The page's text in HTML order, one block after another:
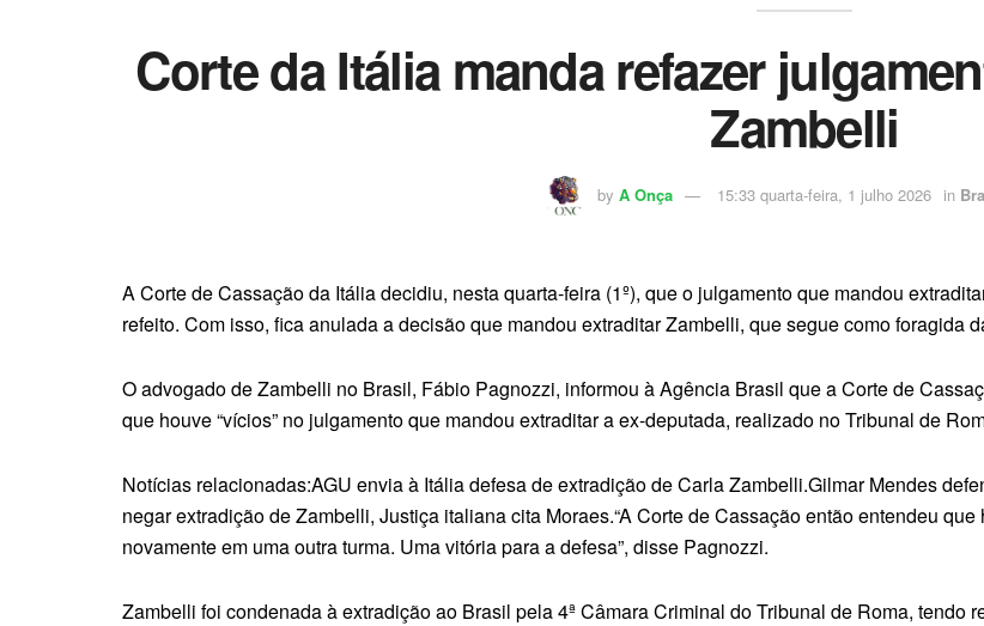
Corte da Itália manda refazer
Zambelli
by A Onça 15:33 quarta-feira, 1 julho 2026 in
A Corte de Cassação da Itália decidiu, nesta quarta-feira (1º), que o julgamento que mandou
refeito. Com isso, fica anulada a decisão que mandou extraditar Zambelli, que segue como foragida
O advogado de Zambelli no Brasil, Fábio Pagnozzi, informou à Agência Brasil que a Corte de
que houve “vícios” no julgamento que mandou extraditar a ex-deputada, realizado no Tribunal de
Notícias relacionadas:AGU envia à Itália defesa de extradição de Carla Zambelli.Gilmar Mendes
negar extradição de Zambelli, Justiça italiana cita Moraes.“A Corte de Cassação então entendeu
novamente em uma outra turma. Uma vitória para a defesa”, disse Pagnozzi.
Zambelli foi condenada à extradição ao Brasil pela 4ª Câmara Criminal do Tribunal de Roma, tendo